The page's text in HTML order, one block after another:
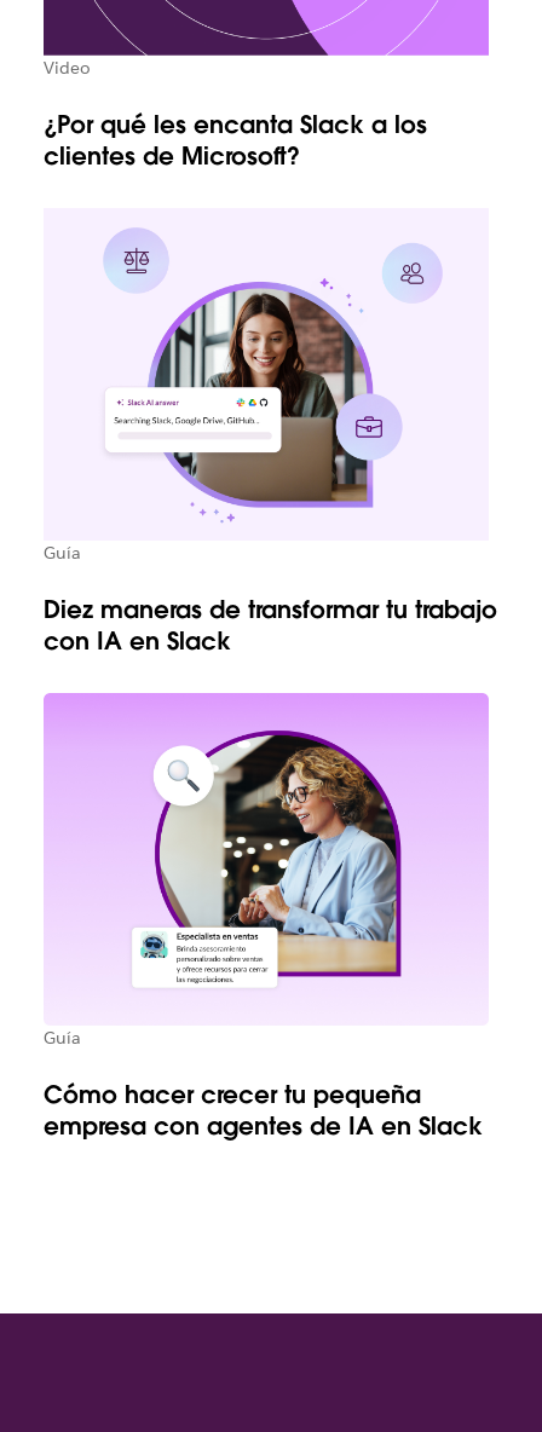
Video
¿Por qué les encanta Slack a los
clientes de Microsoft?
Guía
Diez maneras de transformar tu trabajo
con IA en Slack
Guía
Cómo hacer crecer tu pequeña
empresa con agentes de IA en Slack